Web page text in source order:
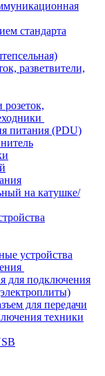
стандарта
разветвители,
питания (PDU)
на катушке/
устройства
для подключения
для передачи
техники